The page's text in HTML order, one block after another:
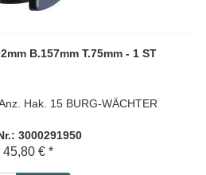
B.157mm T.75mm - 1 ST
Hak. 15 BURG-WÄCHTER
3000291950
45,80 € *